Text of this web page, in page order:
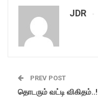
JDR
PREV POST
தொடரும் வட்டி விகிதம்..!